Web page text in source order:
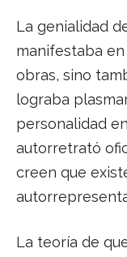
La genialidad
manifestaba
obras, sino
lograba
personalidad
autorretrató
creen que
La teoría de